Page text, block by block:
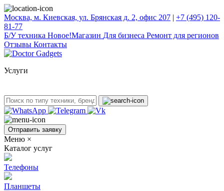
Москва, м. Киевская, ул. Брянская д. 2, офис 207 | +7 (495) 120-
81-77
Б/У техникa Новое!Магазин Для бизнеса Ремонт для регионов
Отзывы Контакты
Услуги
Отправить заявку
Меню ×
Каталог услуг
Телефоны
Планшеты